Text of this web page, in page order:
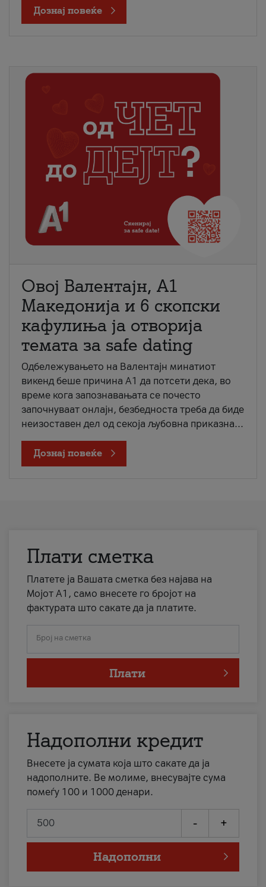
Дознај повеќе
Овој Валентајн, A1
Македонија и 6 скопски
кафулиња ја отворија
темата за safe dating
Одбележувањето на Валентајн минатиот
викенд беше причина А1 да потсети дека, во
време кога запознавањата се почесто
започнуваат онлајн, безбедноста треба да биде
неизоставен дел од секоја љубовна приказна...
Дознај повеќе
Плати сметка
Платете ја Вашата сметка без најава на
Мојот А1, само внесете го бројот на
фактурата што сакате да ја платите.
Број на сметка
Плати
Надополни кредит
Внесете ја сумата која што сакате да ја
надополните. Ве молиме, внесувајте сума
помеѓу 100 и 1000 денари.
- +
Надополни